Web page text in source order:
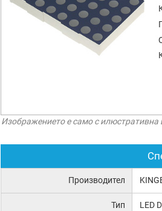
Изображението е само с илюстративна
Производител
Тип LED